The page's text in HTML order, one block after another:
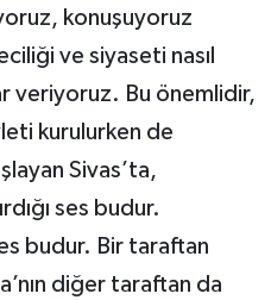
konuşuyoruz
ve siyaseti nasıl
veriyoruz. Bu önemlidir,
kurulurken de
Sivas’ta,
ses budur.
budur. Bir taraftan
diğer taraftan da